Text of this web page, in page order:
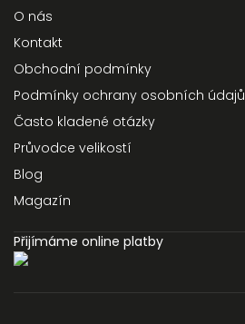
O nás
Kontakt
Obchodní podmínky
Podmínky ochrany osobních údajů
Často kladené otázky
Průvodce velikostí
Blog
Magazín
Přijímáme online platby